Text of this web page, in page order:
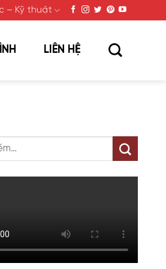
– Kỹ thuật
LIÊN HỆ